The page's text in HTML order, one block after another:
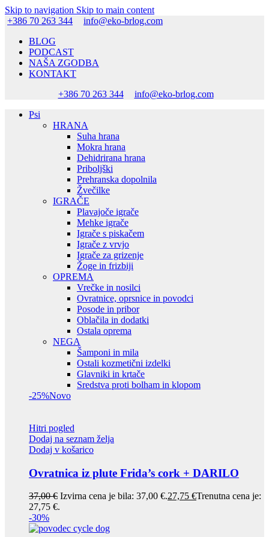
Skip to navigation Skip to main content
+386 70 263 344
info@eko-brlog.com
BLOG
PODCAST
NAŠA ZGODBA
KONTAKT
+386 70 263 344
info@eko-brlog.com
Psi
HRANA
Suha hrana
Mokra hrana
Dehidrirana hrana
Priboljški
Prehranska dopolnila
Žvečilke
IGRAČE
Plavajoče igrače
Mehke igrače
Igrače s piskačem
Igrače z vrvjo
Igrače za grizenje
Žoge in frizbiji
OPREMA
Vrečke in nosilci
Ovratnice, oprsnice in povodci
Posode in pribor
Oblačila in dodatki
Ostala oprema
NEGA
Šamponi in mila
Ostali kozmetični izdelki
Glavniki in krtače
Sredstva proti bolham in klopom
-25%Novo
Hitri pogled
Dodaj na seznam želja
Dodaj v košarico
Ovratnica iz plute Frida’s cork + DARILO
37,00€ Izvirna cena je bila: 37,00 €.27,75 €Trenutna cena je:
27,75 €.
-30%